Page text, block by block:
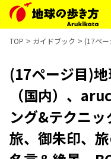
TOP ガイドブック (17ペ
(17ページ目)
（国内）、
ング&テクニ
旅、御朱印、